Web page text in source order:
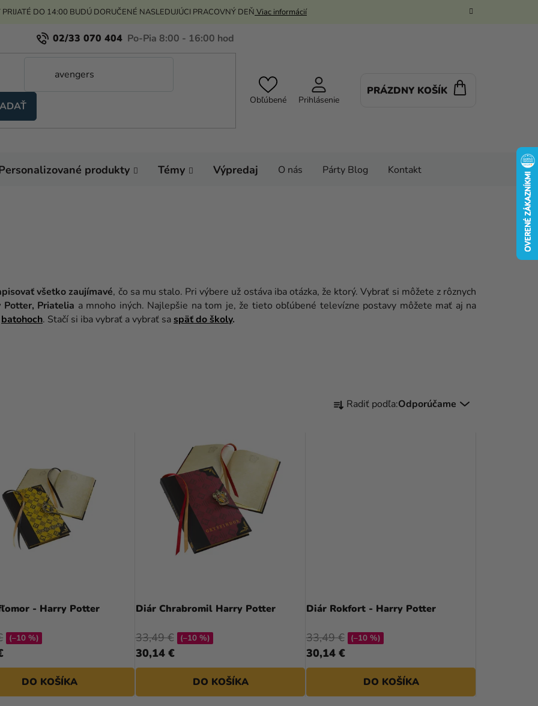
PRIJATÉ DO 14:00 BUDÚ DORUČENÉ NASLEDUJÚCI PRACOVNÝ DEŇ Viac informácií
02/33 070 404
Obľúbené Prihlásenie
PRÁZDNY KOŠÍK
produkty Témy Výpredaj O nás Párty Blog Kontakt
všetko zaujímavé, čo sa mu stalo. Pri výbere už ostáva iba otázka, že ktorý. Vybrať si môžete z rôznych
Potter, Priatelia a mnoho iných. Najlepšie na tom je, že tieto obľúbené televízne postavy môžete mať aj na
batohoch. Stačí si iba vybrať a vybrať saspäť do školy.
R
D
U
K
T
O
Radiť podľa:Odporúčame
- Harry Potter
(–10 %)
DO KOŠÍKA
Diár Chrabromil Harry Potter
30,14 €
33,49 € (–10 %)
DO KOŠÍKA
Diár Rokfort - Harry Potter
30,14 €
33,49 € (–10 %)
DO KOŠÍKA